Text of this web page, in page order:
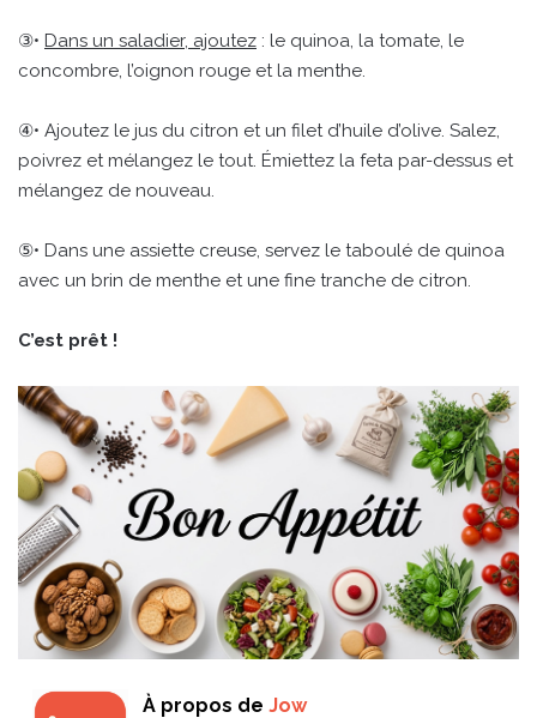
③• Dans un saladier, ajoutez : le quinoa, la tomate, le
concombre, l’oignon rouge et la menthe.
④• Ajoutez le jus du citron et un filet d’huile d’olive. Salez,
poivrez et mélangez le tout. Émiettez la feta par-dessus et
mélangez de nouveau.
⑤• Dans une assiette creuse, servez le taboulé de quinoa
avec un brin de menthe et une fine tranche de citron.
C’est prêt !
À propos de Jow